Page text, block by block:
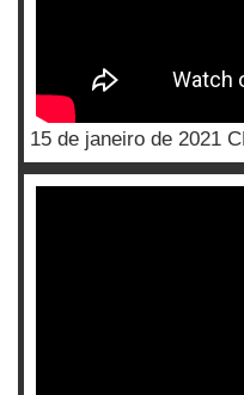
15 de janeiro de 2021